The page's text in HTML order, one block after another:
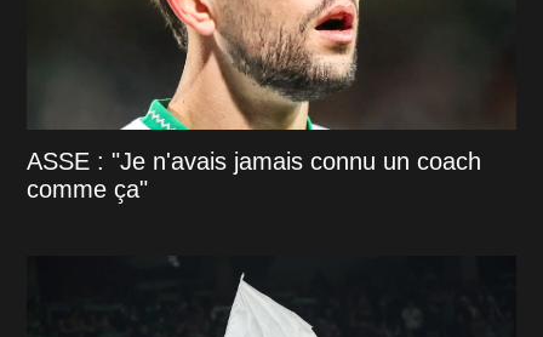
ASSE : "Je n'avais jamais connu un coach
comme ça"